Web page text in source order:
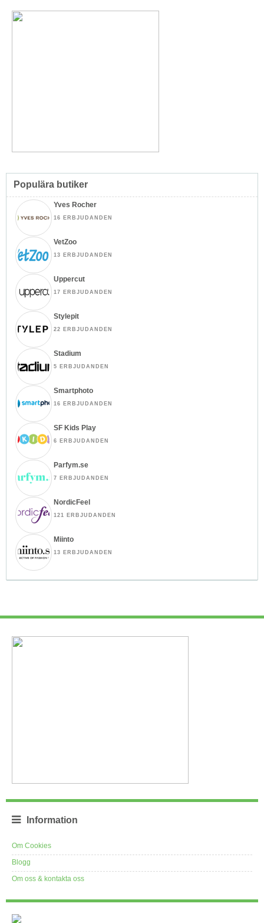
Populära butiker
Yves Rocher
16 ERBJUDANDEN
VetZoo
13 ERBJUDANDEN
Uppercut
17 ERBJUDANDEN
Stylepit
22 ERBJUDANDEN
Stadium
5 ERBJUDANDEN
Smartphoto
16 ERBJUDANDEN
SF Kids Play
6 ERBJUDANDEN
Parfym.se
7 ERBJUDANDEN
NordicFeel
121 ERBJUDANDEN
Miinto
13 ERBJUDANDEN
Information
Om Cookies
Blogg
Om oss & kontakta oss